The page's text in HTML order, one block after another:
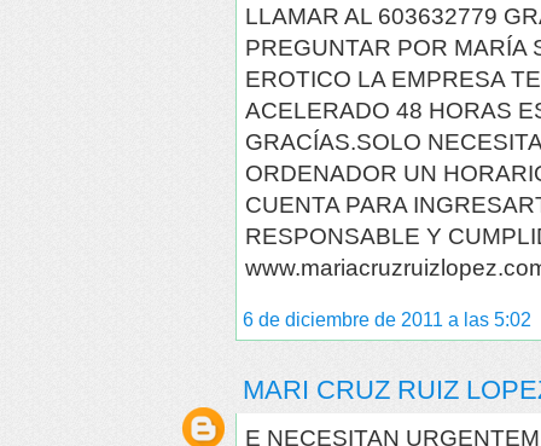
LLAMAR AL 603632779
PREGUNTAR POR MARÍA
EROTICO LA EMPRESA
ACELERADO 48 HORAS
GRACÍAS.SOLO
ORDENADOR UN
CUENTA PARA
RESPONSABLE Y
6 de diciembre de 2011 a las 5:02
MARI CRUZ RUIZ
E NECESITAN